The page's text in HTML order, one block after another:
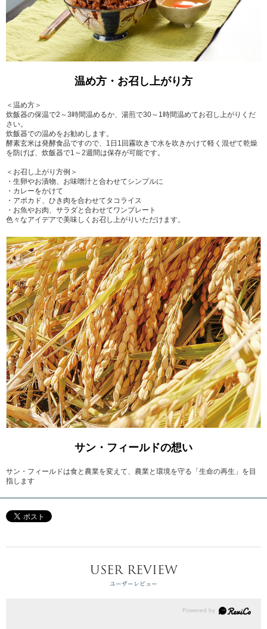
温め方・お召し上がり方
＜温め方＞
炊飯器の保温で2～3時間温めるか、湯煎で30～1時間温めてお召し上がりくだ
さい。
炊飯器での温めをお勧めします。
酵素玄米は発酵食品ですので、1日1回霧吹きで水を吹きかけて軽く混ぜて乾燥
を防げば、炊飯器で1～2週間は保存が可能です。
＜お召し上がり方例＞
・生卵やお漬物、お味噌汁と合わせてシンプルに
・カレーをかけて
・アボカド、ひき肉を合わせてタコライス
・お魚やお肉、サラダと合わせてワンプレート
色々なアイデアで美味しくお召し上がりいただけます。
サン・フィールドの想い
サン・フィールドは食と農業を変えて、農業と環境を守る「生命の再生」を目
指します
USER REVIEW
ユーザーレビュー